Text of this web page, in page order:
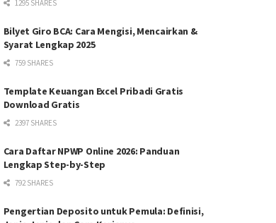
1295 SHARES
Bilyet Giro BCA: Cara Mengisi, Mencairkan &
Syarat Lengkap 2025
759 SHARES
Template Keuangan Excel Pribadi Gratis
Download Gratis
2397 SHARES
Cara Daftar NPWP Online 2026: Panduan
Lengkap Step-by-Step
792 SHARES
Pengertian Deposito untuk Pemula: Definisi,